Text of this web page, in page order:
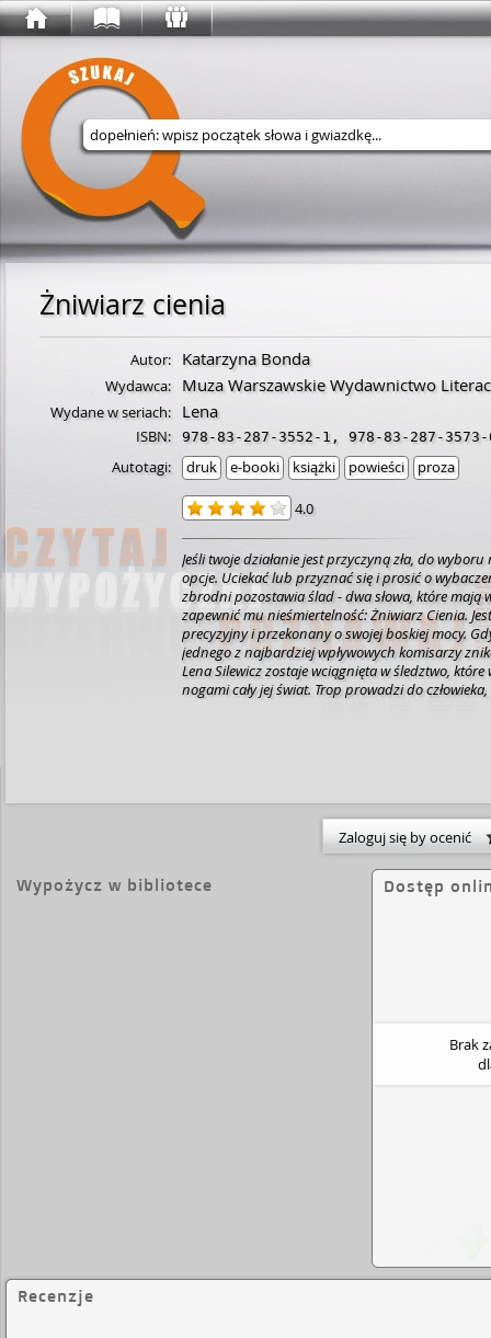
Wyszukaj w serwisie
Żniwiarz cienia
Autor: Katarzyna Bonda
Wydawca: Muza Warszawskie Wydawnictwo
Wydane w seriach: Lena
ISBN: 978-83-287-3552-1 , 978-83-287-3573-
Autotagi: druk e-booki książki powieści proza
4.0
Jeśli twoje działanie jest przyczyną zła, do
opcje. Uciekać lub przyznać się i prosić o
zbrodni pozostawia ślad - dwa słowa, które mają
zapewnić mu nieśmiertelność: Żniwiarz Cienia.
precyzyjny i przekonany o swojej boskiej mocy.
jednego z najbardziej wpływowych komisarzy
Lena Silewicz zostaje wciągnięta w śledztwo,
nogami cały jej świat. Trop prowadzi do
jej się wyprzedzić mordercę, który zamienia
makabryczne przedstawienie? I czy w cieniu zła
odnaleźć prawdę - zanim zapadnie ciemność?
nowej wersji: lęk, adrenalina i rewolucja w
Zaloguj się by ocenić
Wypożycz w bibliotece Dostęp
Brak
Recenzje